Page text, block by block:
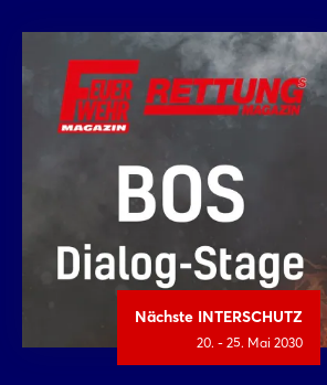
Nächste INTERSCHUTZ
20. - 25. Mai 2030